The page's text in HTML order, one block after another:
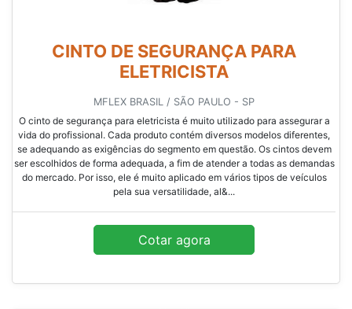
CINTO DE SEGURANÇA PARA
ELETRICISTA
MFLEX BRASIL / SÃO PAULO - SP
O cinto de segurança para eletricista é muito utilizado para assegurar a
vida do profissional. Cada produto contém diversos modelos diferentes,
se adequando as exigências do segmento em questão. Os cintos devem
ser escolhidos de forma adequada, a fim de atender a todas as demandas
do mercado. Por isso, ele é muito aplicado em vários tipos de veículos
pela sua versatilidade, al&...
Cotar agora